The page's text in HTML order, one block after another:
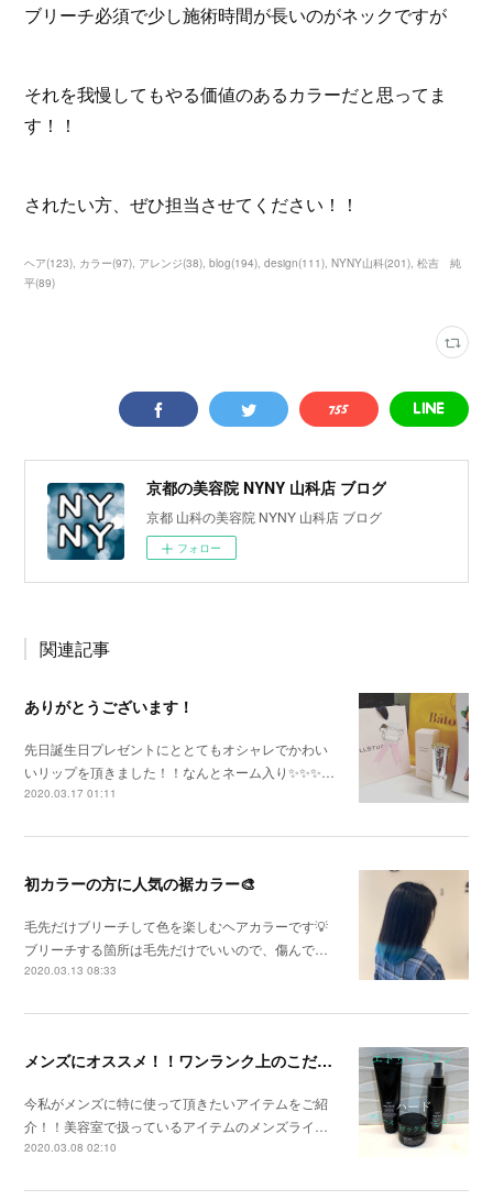
ブリーチ必須で少し施術時間が長いのがネックですが
それを我慢してもやる価値のあるカラーだと思ってま
す！！
されたい方、ぜひ担当させてください！！
ヘア(123) カラー(97) アレンジ(38) blog(194) design(111) NYNY山科(201) 松吉 純
平(89)
京都の美容院 NYNY 山科店 ブログ
京都 山科の美容院 NYNY 山科店 ブログ
フォロー
関連記事
ありがとうございます！
先日誕生日プレゼントにととてもオシャレでかわい
いリップを頂きました！！なんとネーム入り✨✨✨…
2020.03.17 01:11
初カラーの方に人気の裾カラー🎨
毛先だけブリーチして色を楽しむヘアカラーです💡
ブリーチする箇所は毛先だけでいいので、傷んで…
2020.03.13 08:33
メンズにオススメ！！ワンランク上のこだわり商品！！
今私がメンズに特に使って頂きたいアイテムをご紹
介！！美容室で扱っているアイテムのメンズライ…
2020.03.08 02:10